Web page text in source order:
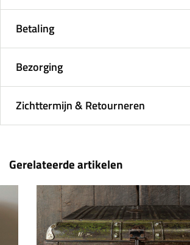
Betaling
Bezorging
Zichttermijn & Retourneren
Gerelateerde artikelen